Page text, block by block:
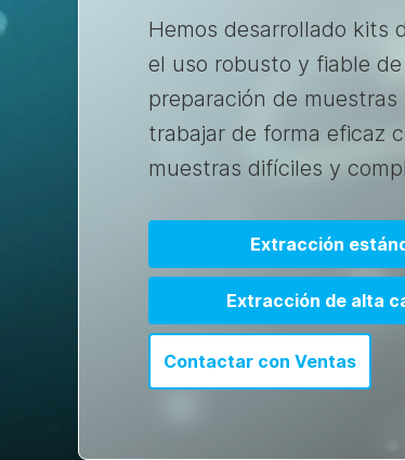
Hemos desarrollado kits
el uso robusto y fiable
preparación de
trabajar de forma eficaz
muestras difíciles y
Extracción
Extracción de alta
Contactar con Ventas